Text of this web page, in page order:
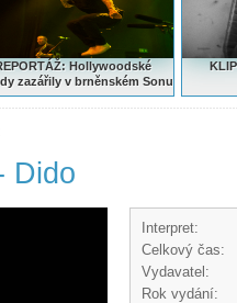
Hollywoodské
zazářily v brněnském Sonu
Dido
Interpret:
Celkový čas:
Vydavatel:
Rok vydání: